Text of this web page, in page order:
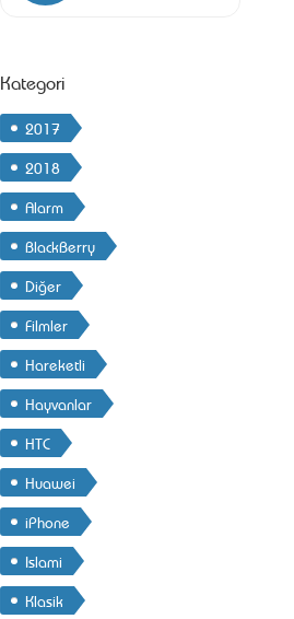
Kategori
2017
2018
Alarm
BlackBerry
Diğer
Filmler
Hareketli
Hayvanlar
HTC
Huawei
iPhone
Islami
Klasik